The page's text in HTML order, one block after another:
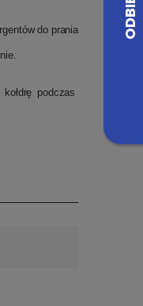
do prania
podczas